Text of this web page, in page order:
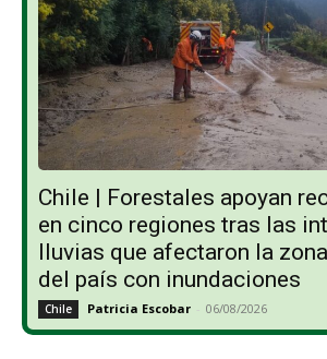
Chile | Forestales apoyan
en cinco regiones tras las
lluvias que afectaron la
del país con inundaciones
Chile Patricia Escobar - 06/08/2026